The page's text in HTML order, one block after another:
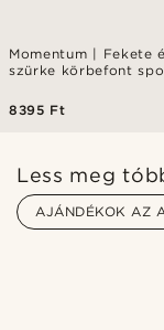
Momentum | Fekete
szürke körbefont
8395 Ft
Less meg
AJÁNDÉKOK AZ